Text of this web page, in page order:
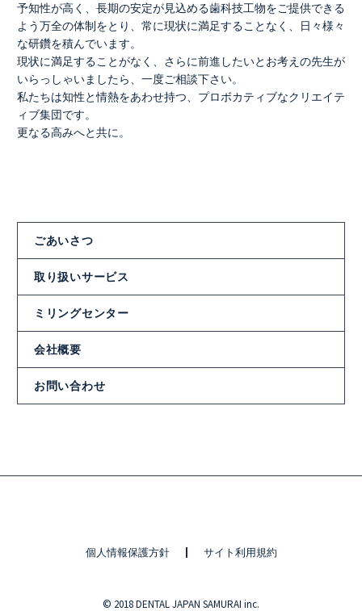
予知性が高く、長期の安定が見込める歯科技工物をご提供できる
よう万全の体制をとり、常に現状に満足することなく、日々様々
な研鑽を積んでいます。
現状に満足することがなく、さらに前進したいとお考えの先生が
いらっしゃいましたら、一度ご相談下さい。
私たちは知性と情熱をあわせ持つ、プロボカティブなクリエイテ
ィブ集団です。
更なる高みへと共に。
ごあいさつ
取り扱いサービス
ミリングセンター
会社概要
お問い合わせ
個人情報保護方針 サイト利用規約
© 2018 DENTAL JAPAN SAMURAI inc.